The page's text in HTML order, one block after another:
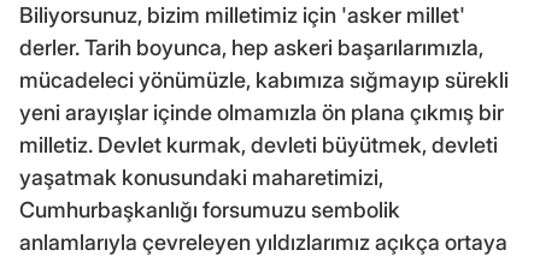
Biliyorsunuz, bizim milletimiz için 'asker millet'
derler. Tarih boyunca, hep askeri başarılarımızla,
mücadeleci yönümüzle, kabımıza sığmayıp sürekli
yeni arayışlar içinde olmamızla ön plana çıkmış bir
milletiz. Devlet kurmak, devleti büyütmek, devleti
yaşatmak konusundaki maharetimizi,
Cumhurbaşkanlığı forsumuzu sembolik
anlamlarıyla çevreleyen yıldızlarımız açıkça ortaya